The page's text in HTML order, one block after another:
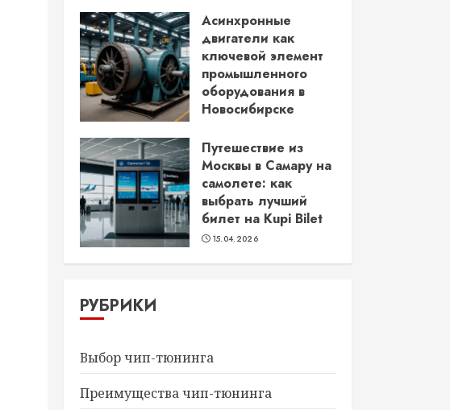
28.05.2026
Асинхронные
двигатели как
ключевой элемент
промышленного
оборудования в
Новосибирске
Путешествие из
Москвы в Самару на
самолете: как
выбрать лучший
билет на Kupi Bilet
15.04.2026
РУБРИКИ
Выбор чип-тюнинга
Преимущества чип-тюнинга